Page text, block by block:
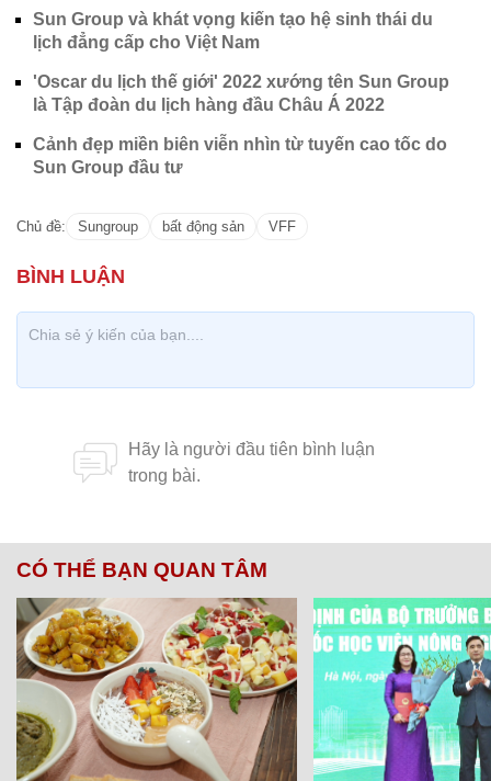
Sun Group và khát vọng kiến tạo hệ sinh thái du
lịch đẳng cấp cho Việt Nam
'Oscar du lịch thế giới' 2022 xướng tên Sun Group
là Tập đoàn du lịch hàng đầu Châu Á 2022
Cảnh đẹp miền biên viễn nhìn từ tuyến cao tốc do
Sun Group đầu tư
Chủ đề: Sungroup bất động sản VFF
CÓ THỂ BẠN QUAN TÂM